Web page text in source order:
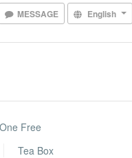
MESSAGE English
Free
Tea Box